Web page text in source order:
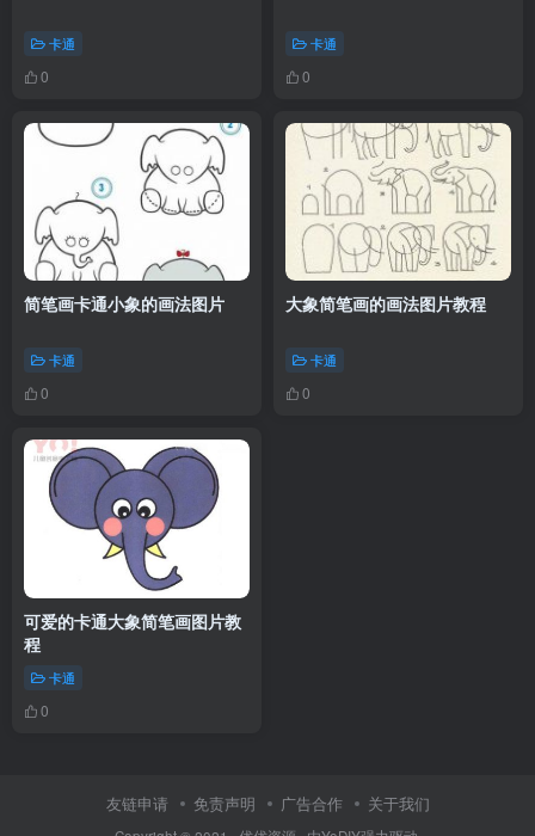
卡通
0
卡通
0
简笔画卡通小象的画法图片
卡通
0
大象简笔画的画法图片教程
卡通
0
可爱的卡通大象简笔画图片教
程
卡通
0
友链申请 免责声明 广告合作 关于我们